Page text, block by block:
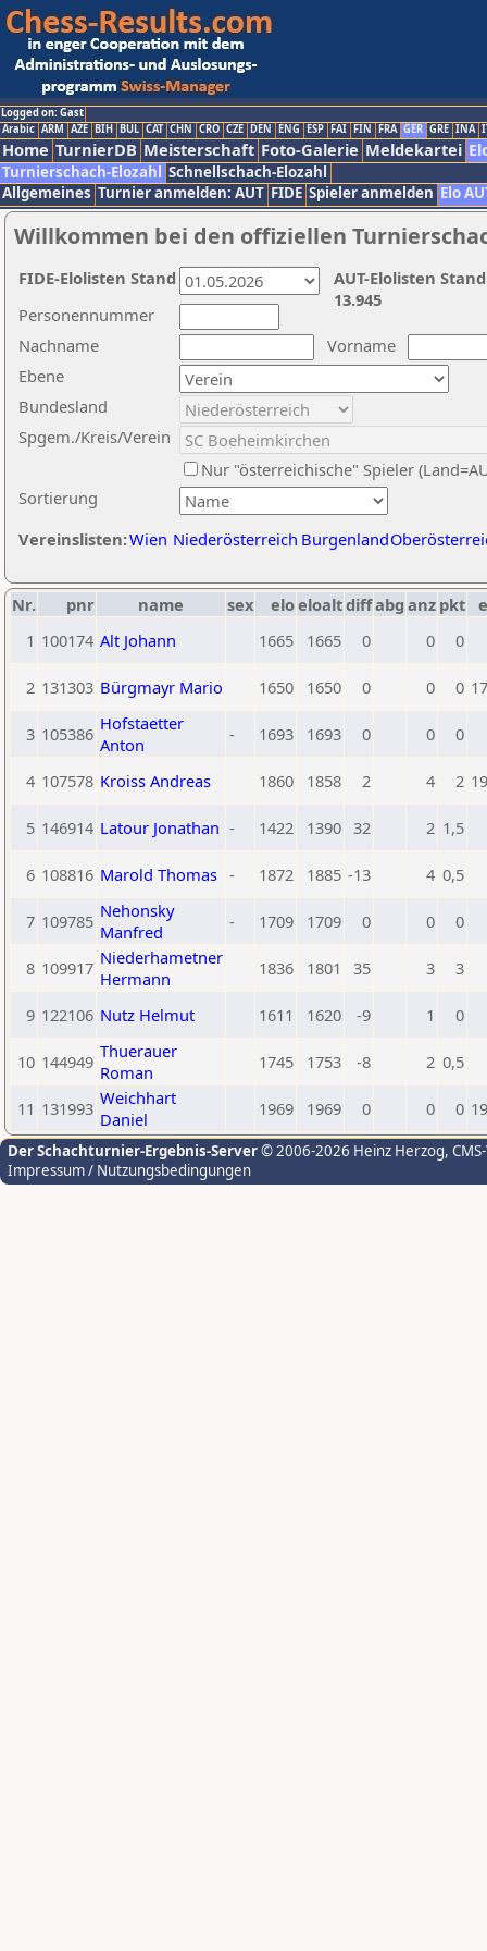
Logged on: Gast
Arabic ARM AZE BIH BUL CAT CHN CRO CZE DEN ENG ESP FAI FIN FRA GER GRE INA
Home TurnierDB Meisterschaft Foto-Galerie Meldekartei
Turnierschach-Elozahl Schnellschach-Elozahl
Allgemeines Turnier anmelden: AUT FIDE Spieler anmelden Elo
Willkommen bei den offiziellen
Nachname
Vorname
Ebene
Sortierung
Personennummer
Bundesland
Spgem./Kreis/Verein
Nur "österreichische" Spieler
Vereinslisten:Wien Niederösterreich Burgenland
AUT-Elolisten
13.945
FIDE-Elolisten Stand
Nr. pnr name sex eloeloaltdiffabg anz pkt
1 100174 Alt Johann 1665 1665 0 0 0
2 131303 Bürgmayr Mario 1650 1650 0 0 0
3 105386 Hofstaetter
Anton
- 1693 1693 0 0 0
4 107578 Kroiss Andreas 1860 1858 2 4 2
5 146914 Latour Jonathan - 1422 1390 32 2 1,5
6 108816 Marold Thomas - 1872 1885 -13 4 0,5
7 109785 Nehonsky
Manfred
- 1709 1709 0 0 0
8 109917 Niederhametner
Hermann
1836 1801 35 3 3
9 122106 Nutz Helmut 1611 1620 -9 1 0
10 144949 Thuerauer
Roman
1745 1753 -8 2 0,5
11 131993 Weichhart
Daniel
1969 1969 0 0 0
Der Schachturnier-Ergebnis-Server© 2006-2026 Heinz Herzog,
Impressum / Nutzungsbedingungen